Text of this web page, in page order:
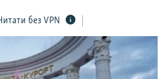
без VPN